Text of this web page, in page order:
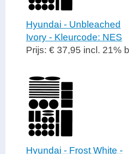
Hyundai - Unbleached
Ivory - Kleurcode: NES
Prijs: € 37,95 incl. 21%
Hyundai - Frost White -